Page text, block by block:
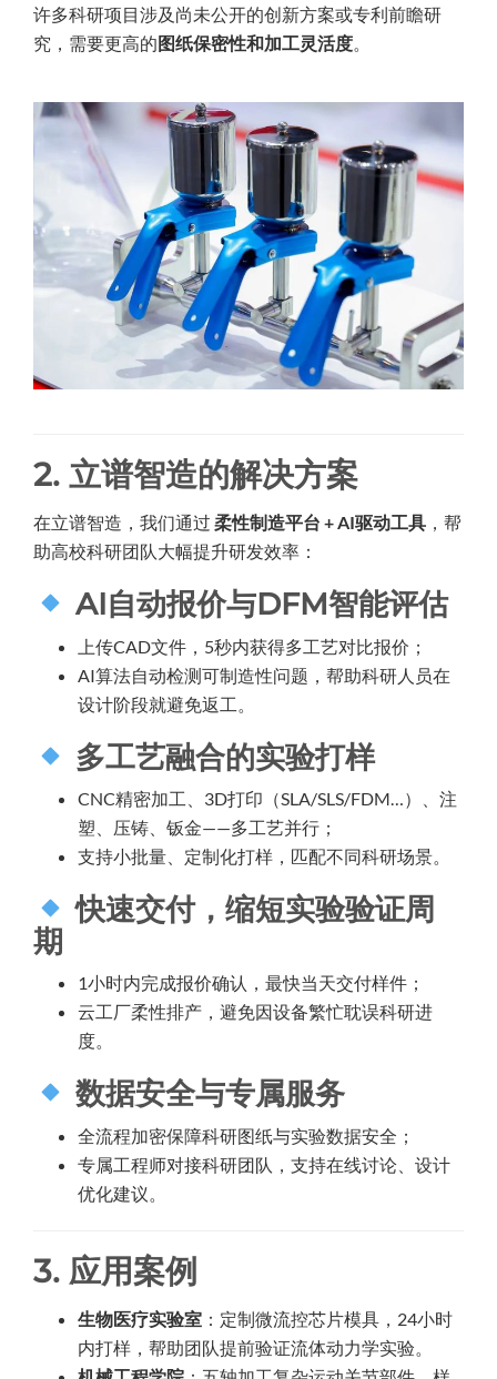
许多科研项目涉及尚未公开的创新方案或专利前瞻研
究，需要更高的 图纸保密性和加工灵活度。
2. 立谱智造的解决方案
在立谱智造，我们通过 柔性制造平台 + AI驱动工具 ，帮
助高校科研团队大幅提升研发效率：
AI自动报价与DFM智能评估
上传CAD文件，5秒内获得多工艺对比报价；
AI算法自动检测可制造性问题，帮助科研人员在
设计阶段就避免返工。
多工艺融合的实验打样
CNC精密加工、3D打印（SLA/SLS/FDM…）、注
塑、压铸、钣金——多工艺并行；
支持小批量、定制化打样，匹配不同科研场景。
快速交付，缩短实验验证周
期
1小时内完成报价确认，最快当天交付样件；
云工厂柔性排产，避免因设备繁忙耽误科研进
度。
数据安全与专属服务
全流程加密保障科研图纸与实验数据安全；
专属工程师对接科研团队，支持在线讨论、设计
优化建议。
3. 应用案例
生物医疗实验室 ：定制微流控芯片模具，24小时
内打样，帮助团队提前验证流体动力学实验。